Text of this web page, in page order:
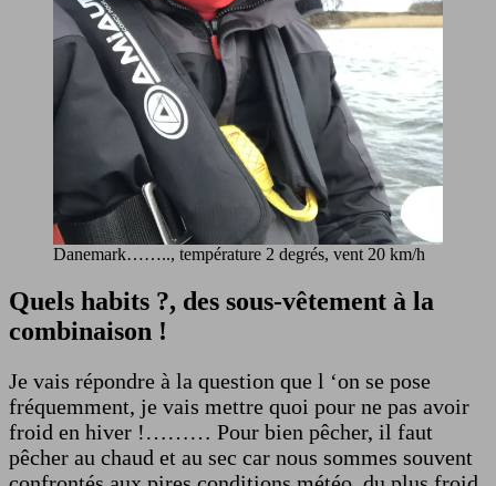
Danemark…….., température 2 degrés, vent 20 km/h
Quels habits ?, des sous-vêtement à la
combinaison !
Je vais répondre à la question que l ‘on se pose
fréquemment, je vais mettre quoi pour ne pas avoir
froid en hiver !……… Pour bien pêcher, il faut
pêcher au chaud et au sec car nous sommes souvent